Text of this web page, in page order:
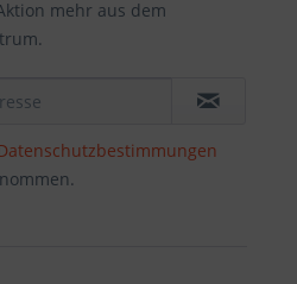
mehr aus dem